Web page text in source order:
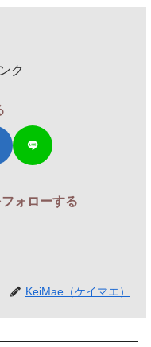
ク
ォローする
KeiMae（ケイマエ）